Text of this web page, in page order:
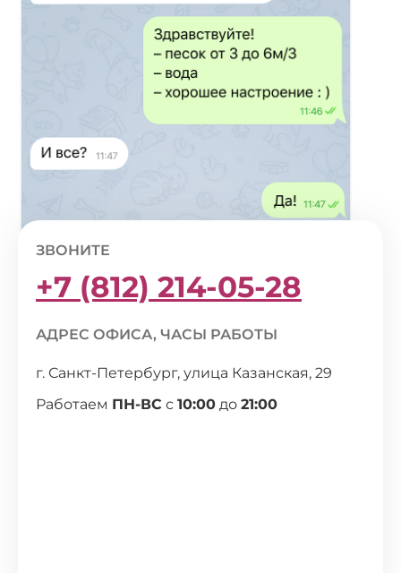
ЗВОНИТЕ
+7 (812) 214-05-28
АДРЕС ОФИСА, ЧАСЫ РАБОТЫ
г. Санкт-Петербург, улица Казанская, 29
Работаем ПН-ВС с 10:00 до 21:00